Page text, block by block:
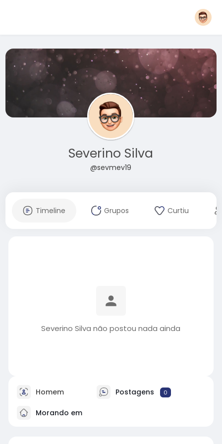
Severino Silva
@sevmev19
Timeline Grupos Curtiu
Severino Silva não postou nada ainda
Homem Postagens 0
Morando em